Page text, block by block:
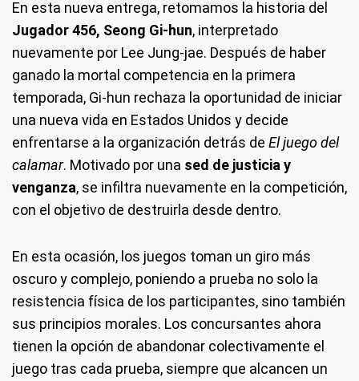
En esta nueva entrega, retomamos la historia del
Jugador 456, Seong Gi-hun, interpretado
nuevamente por Lee Jung-jae. Después de haber
ganado la mortal competencia en la primera
temporada, Gi-hun rechaza la oportunidad de iniciar
una nueva vida en Estados Unidos y decide
enfrentarse a la organización detrás de El juego del
calamar. Motivado por una sed de justicia y
venganza, se infiltra nuevamente en la competición,
con el objetivo de destruirla desde dentro.
En esta ocasión, los juegos toman un giro más
oscuro y complejo, poniendo a prueba no solo la
resistencia física de los participantes, sino también
sus principios morales. Los concursantes ahora
tienen la opción de abandonar colectivamente el
juego tras cada prueba, siempre que alcancen un